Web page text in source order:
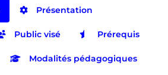
Présentation
Public visé Prérequis
Modalités pédagogiques